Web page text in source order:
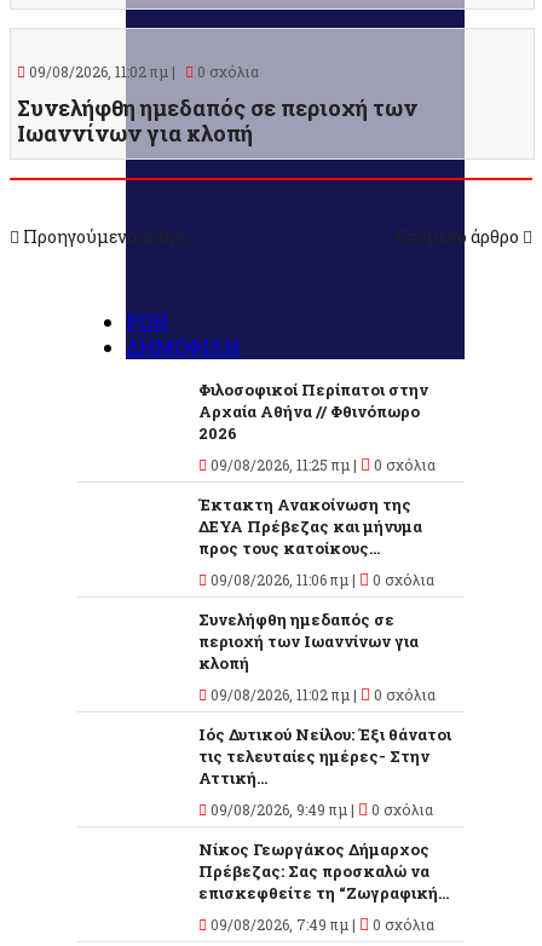
09/08/2026, 11:02 πμ | 0 σχόλια
Συνελήφθη ημεδαπός σε περιοχή των
Ιωαννίνων για κλοπή
Προηγούμενο άρθρο Επόμενο άρθρο
ΡΟΗ
ΔΗΜΟΦΙΛΗ
Φιλοσοφικοί Περίπατοι στην
Αρχαία Αθήνα // Φθινόπωρο
2026
09/08/2026, 11:25 πμ | 0 σχόλια
Έκτακτη Ανακοίνωση της
ΔΕΥΑ Πρέβεζας και μήνυμα
προς τους κατοίκους...
09/08/2026, 11:06 πμ | 0 σχόλια
Συνελήφθη ημεδαπός σε
περιοχή των Ιωαννίνων για
κλοπή
09/08/2026, 11:02 πμ | 0 σχόλια
Ιός Δυτικού Νείλου: Έξι θάνατοι
τις τελευταίες ημέρες- Στην
Αττική...
09/08/2026, 9:49 πμ | 0 σχόλια
Νίκος Γεωργάκος Δήμαρχος
Πρέβεζας: Σας προσκαλώ να
επισκεφθείτε τη “Ζωγραφική...
09/08/2026, 7:49 πμ | 0 σχόλια